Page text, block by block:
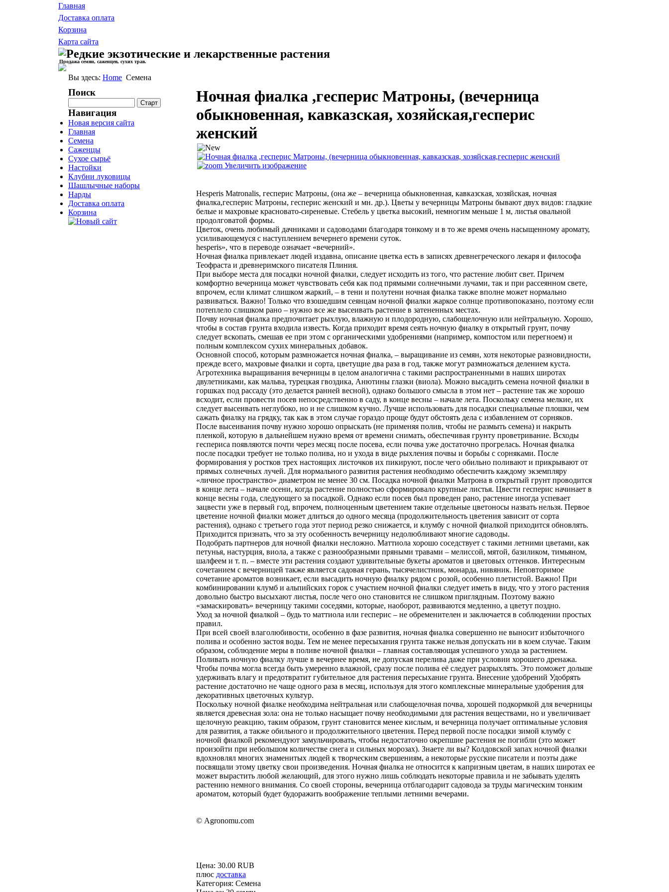
Главная
Доставка оплата
Корзина
Карта сайта
Продажа семян, саженцев, сухих трав.
Вы здесь: Home Семена
Поиск
Навигация
Новая версия сайта
Главная
Семена
Саженцы
Сухое сырьё
Настойки
Клубни луковицы
Шашлычные наборы
Нарды
Доставка оплата
Корзина
Ночная фиалка ,гесперис Матроны, (вечерница
обыкновенная, кавказская, хозяйская,гесперис
женский
Увеличить изображение
Hesperis Matronalis, гесперис Матроны, (она же – вечерница обыкновенная, кавказская, хозяйская, ночная
фиалка,гесперис Матроны, гесперис женский и мн. др.). Цветы у вечерницы Матроны бывают двух видов: гладкие
белые и махровые красновато-сиреневые. Стебель у цветка высокий, немногим меньше 1 м, листья овальной
продолговатой формы.
Цветок, очень любимый дачниками и садоводами благодаря тонкому и в то же время очень насыщенному аромату,
усиливающемуся с наступлением вечернего времени суток.
hesperis», что в переводе означает «вечерний».
Ночная фиалка привлекает людей издавна, описание цветка есть в записях древнегреческого лекаря и философа
Теофраста и древнеримского писателя Плиния.
При выборе места для посадки ночной фиалки, следует исходить из того, что растение любит свет. Причем
комфортно вечерница может чувствовать себя как под прямыми солнечными лучами, так и при рассеянном свете,
впрочем, если климат слишком жаркий, – в тени и полутени ночная фиалка также вполне может нормально
развиваться. Важно! Только что взошедшим сеянцам ночной фиалки жаркое солнце противопоказано, поэтому если
потеплело слишком рано – нужно все же высеивать растение в затененных местах.
Почву ночная фиалка предпочитает рыхлую, влажную и плодородную, слабощелочную или нейтральную. Хорошо,
чтобы в состав грунта входила известь. Когда приходит время сеять ночную фиалку в открытый грунт, почву
следует вскопать, смешав ее при этом с органическими удобрениями (например, компостом или перегноем) и
полным комплексом сухих минеральных добавок.
Основной способ, которым размножается ночная фиалка, – выращивание из семян, хотя некоторые разновидности,
прежде всего, махровые фиалки и сорта, цветущие два раза в год, также могут размножаться делением куста.
Агротехника выращивания вечерницы в целом аналогична с такими распространенными в наших широтах
двулетниками, как мальва, турецкая гвоздика, Анютины глазки (виола). Можно высадить семена ночной фиалки в
горшках под рассаду (это делается ранней весной), однако большого смысла в этом нет – растение так же хорошо
всходит, если провести посев непосредственно в саду, в конце весны – начале лета. Поскольку семена мелкие, их
следует высеивать неглубоко, но и не слишком кучно. Лучше использовать для посадки специальные плошки, чем
сажать фиалку на грядку, так как в этом случае гораздо проще будут обстоять дела с избавлением от сорняков.
После высеивания почву нужно хорошо опрыскать (не применяя полив, чтобы не размыть семена) и накрыть
пленкой, которую в дальнейшем нужно время от времени снимать, обеспечивая грунту проветривание. Всходы
геспериса появляются почти через месяц после посева, если почва уже достаточно прогрелась. Ночная фиалка
после посадки требует не только полива, но и ухода в виде рыхления почвы и борьбы с сорняками. После
формирования у ростков трех настоящих листочков их пикируют, после чего обильно поливают и прикрывают от
прямых солнечных лучей. Для нормального развития растения необходимо обеспечить каждому экземпляру
«личное пространство» диаметром не менее 30 см. Посадка ночной фиалки Матрона в открытый грунт проводится
в конце лета – начале осени, когда растение полностью сформировало крупные листья. Цвести гесперис начинает в
конце весны года, следующего за посадкой. Однако если посев был проведен рано, растение иногда успевает
зацвести уже в первый год, впрочем, полноценным цветением такие отдельные цветоносы назвать нельзя. Первое
цветение ночной фиалки может длиться до одного месяца (продолжительность цветения зависит от сорта
растения), однако с третьего года этот период резко снижается, и клумбу с ночной фиалкой приходится обновлять.
Приходится признать, что за эту особенность вечерницу недолюбливают многие садоводы.
Подобрать партнеров для ночной фиалки несложно. Маттиола хорошо соседствует с такими летними цветами, как
петунья, настурция, виола, а также с разнообразными пряными травами – мелиссой, мятой, базиликом, тимьяном,
шалфеем и т. п. – вместе эти растения создают удивительные букеты ароматов и цветовых оттенков. Интересным
сочетанием с вечерницей также является садовая герань, тысячелистник, монарда, нивяник. Неповторимое
сочетание ароматов возникает, если высадить ночную фиалку рядом с розой, особенно плетистой. Важно! При
комбинировании клумб и альпийских горок с участием ночной фиалки следует иметь в виду, что у этого растения
довольно быстро высыхают листья, после чего оно становится не слишком приглядным. Поэтому важно
«замаскировать» вечерницу такими соседями, которые, наоборот, развиваются медленно, а цветут поздно.
Уход за ночной фиалкой – будь то маттиола или гесперис – не обременителен и заключается в соблюдении простых
правил.
При всей своей влаголюбивости, особенно в фазе развития, ночная фиалка совершенно не выносит избыточного
полива и особенно застоя воды. Тем не менее пересыхания грунта также нельзя допускать ни в коем случае. Таким
образом, соблюдение меры в поливе ночной фиалки – главная составляющая успешного ухода за растением.
Поливать ночную фиалку лучше в вечернее время, не допуская перелива даже при условии хорошего дренажа.
Чтобы почва могла всегда быть умеренно влажной, сразу после полива её следует разрыхлять. Это поможет дольше
удерживать влагу и предотвратит губительное для растения пересыхание грунта. Внесение удобрений Удобрять
растение достаточно не чаще одного раза в месяц, используя для этого комплексные минеральные удобрения для
декоративных цветочных культур.
Поскольку ночной фиалке необходима нейтральная или слабощелочная почва, хорошей подкормкой для вечерницы
является древесная зола: она не только насыщает почву необходимыми для растения веществами, но и увеличивает
щелочную реакцию, таким образом, грунт становится менее кислым, и вечерница получает оптимальные условия
для развития, а также обильного и продолжительного цветения. Перед первой после посадки зимой клумбу с
ночной фиалкой рекомендуют замульчировать, чтобы недостаточно окрепшие растения не погибли (это может
произойти при небольшом количестве снега и сильных морозах). Знаете ли вы? Колдовской запах ночной фиалки
вдохновлял многих знаменитых людей к творческим свершениям, а некоторые русские писатели и поэты даже
посвящали этому цветку свои произведения. Ночная фиалка не относится к капризным цветам, в наших широтах ее
может вырастить любой желающий, для этого нужно лишь соблюдать некоторые правила и не забывать уделять
растению немного внимания. Со своей стороны, вечерница отблагодарит садовода за труды магическим тонким
ароматом, который будет будоражить воображение теплыми летними вечерами.
© Agronomu.com
Цена: 30.00 RUB
плюс доставка
Категория: Семена